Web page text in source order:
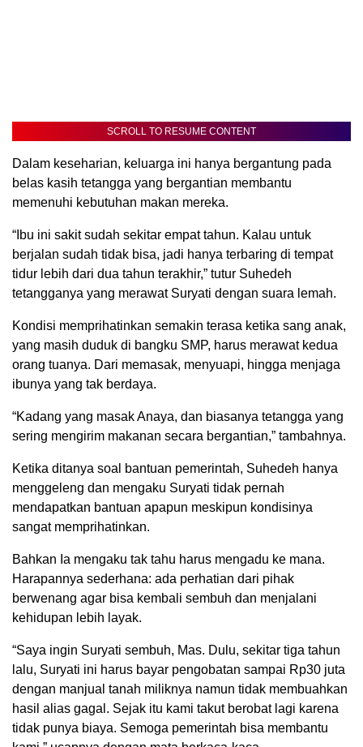
SCROLL TO RESUME CONTENT
Dalam keseharian, keluarga ini hanya bergantung pada
belas kasih tetangga yang bergantian membantu
memenuhi kebutuhan makan mereka.
“Ibu ini sakit sudah sekitar empat tahun. Kalau untuk
berjalan sudah tidak bisa, jadi hanya terbaring di tempat
tidur lebih dari dua tahun terakhir,” tutur Suhedeh
tetangganya yang merawat Suryati dengan suara lemah.
Kondisi memprihatinkan semakin terasa ketika sang anak,
yang masih duduk di bangku SMP, harus merawat kedua
orang tuanya. Dari memasak, menyuapi, hingga menjaga
ibunya yang tak berdaya.
“Kadang yang masak Anaya, dan biasanya tetangga yang
sering mengirim makanan secara bergantian,” tambahnya.
Ketika ditanya soal bantuan pemerintah, Suhedeh hanya
menggeleng dan mengaku Suryati tidak pernah
mendapatkan bantuan apapun meskipun kondisinya
sangat memprihatinkan.
Bahkan Ia mengaku tak tahu harus mengadu ke mana.
Harapannya sederhana: ada perhatian dari pihak
berwenang agar bisa kembali sembuh dan menjalani
kehidupan lebih layak.
“Saya ingin Suryati sembuh, Mas. Dulu, sekitar tiga tahun
lalu, Suryati ini harus bayar pengobatan sampai Rp30 juta
dengan manjual tanah miliknya namun tidak membuahkan
hasil alias gagal. Sejak itu kami takut berobat lagi karena
tidak punya biaya. Semoga pemerintah bisa membantu